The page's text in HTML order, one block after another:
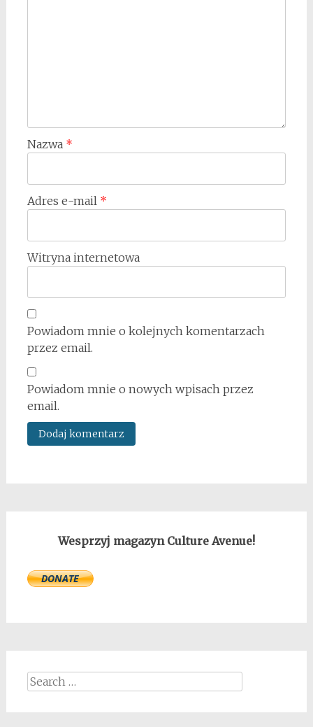
Nazwa *
Adres e-mail *
Witryna internetowa
Powiadom mnie o kolejnych komentarzach
przez email.
Powiadom mnie o nowych wpisach przez
email.
Wesprzyj magazyn Culture Avenue!
Search